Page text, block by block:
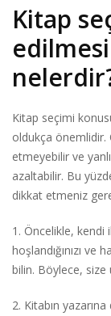
Kitap
Kitap seçimi
oldukça önemlidir.
etmeyebilir ve
azaltabilir. Bu
dikkat etmeniz
1. Öncelikle, kendi
hoşlandığınızı
bilin. Böylece, size
2. Kitabın